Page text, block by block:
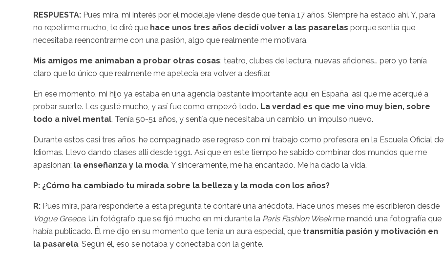
RESPUESTA: Pues mira, mi interés por el modelaje viene desde que tenía 17 años. Siempre ha estado ahí. Y, para
no repetirme mucho, te diré que hace unos tres años decidí volver a las pasarelas porque sentía que
necesitaba reencontrarme con una pasión, algo que realmente me motivara.
Mis amigos me animaban a probar otras cosas: teatro, clubes de lectura, nuevas aficiones… pero yo tenía
claro que lo único que realmente me apetecía era volver a desfilar.
En ese momento, mi hijo ya estaba en una agencia bastante importante aquí en España, así que me acerqué a
probar suerte. Les gusté mucho, y así fue como empezó todo. La verdad es que me vino muy bien, sobre
todo a nivel mental. Tenía 50-51 años, y sentía que necesitaba un cambio, un impulso nuevo.
Durante estos casi tres años, he compaginado ese regreso con mi trabajo como profesora en la Escuela Oficial de
Idiomas. Llevo dando clases allí desde 1991. Así que en este tiempo he sabido combinar dos mundos que me
apasionan: la enseñanza y la moda. Y sinceramente, me ha encantado. Me ha dado la vida.
P: ¿Cómo ha cambiado tu mirada sobre la belleza y la moda con los años?
R: Pues mira, para responderte a esta pregunta te contaré una anécdota. Hace unos meses me escribieron desde
Vogue Greece. Un fotógrafo que se fijó mucho en mí durante la Paris Fashion Weekme mandó una fotografía que
había publicado. Él me dijo en su momento que tenía un aura especial, que transmitía pasión y motivación en
la pasarela. Según él, eso se notaba y conectaba con la gente.